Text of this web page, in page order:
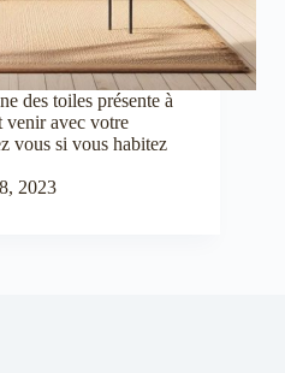
des toiles présente à
venir avec votre
vous si vous habitez
2023